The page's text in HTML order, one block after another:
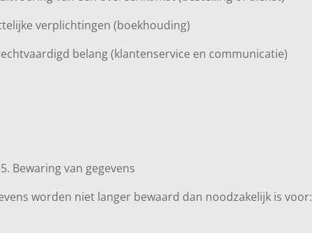
verplichtingen (boekhouding)
belang (klantenservice en communicatie)
Bewaring van gegevens
worden niet langer bewaard dan noodzakelijk is voor: